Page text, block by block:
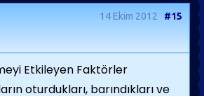
14 Ekim 2012 #15
Etkileyen Faktörler
oturdukları, barındıkları ve